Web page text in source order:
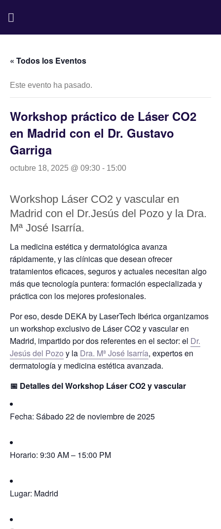
« Todos los Eventos
Este evento ha pasado.
Workshop práctico de Láser CO2
en Madrid con el Dr. Gustavo
Garriga
octubre 18, 2025 @ 09:30 - 15:00
Workshop Láser CO2 y vascular en
Madrid con el Dr.Jesús del Pozo y la Dra.
Mª José Isarría.
La medicina estética y dermatológica avanza
rápidamente, y las clínicas que desean ofrecer
tratamientos eficaces, seguros y actuales necesitan algo
más que tecnología puntera: formación especializada y
práctica con los mejores profesionales.
Por eso, desde DEKA by LaserTech Ibéricaorganizamos
un workshop exclusivo de Láser CO2 y vascular en
Madrid, impartido por dos referentes en el sector: el Dr.
Jesús del Pozo y la Dra. Mª José Isarría, expertos en
dermatología y medicina estética avanzada.
📅 Detalles del Workshop Láser CO2 y vascular
Fecha: Sábado 22 de noviembre de 2025
Horario: 9:30 AM – 15:00 PM
Lugar: Madrid